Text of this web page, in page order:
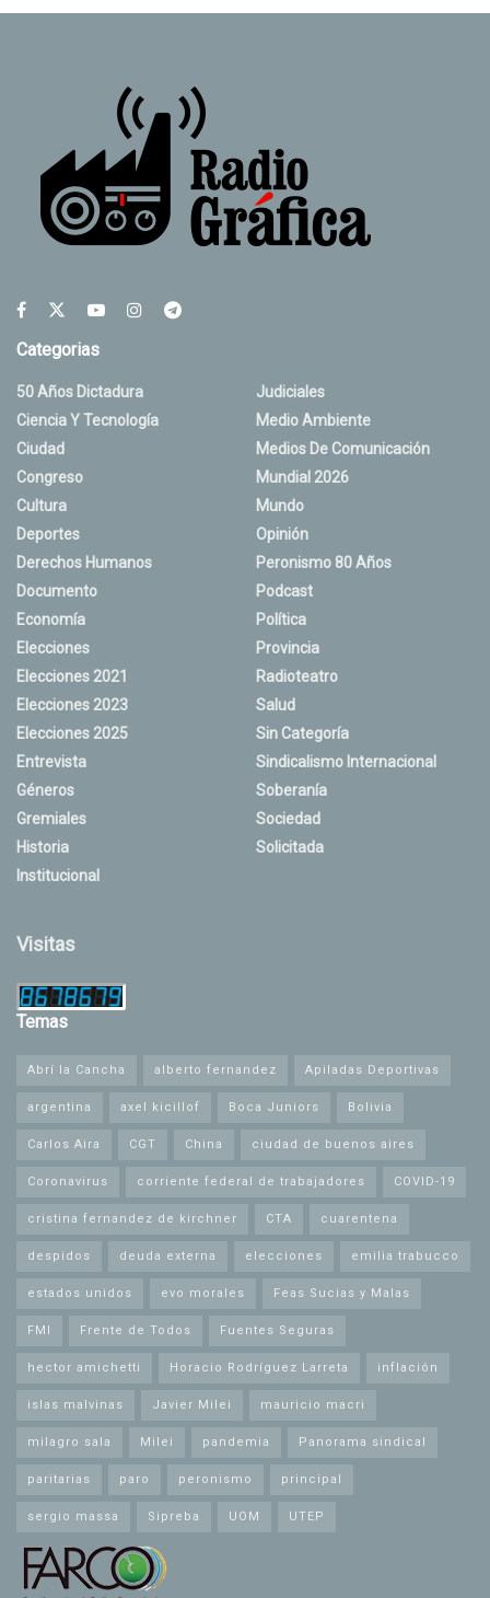
Categorias
50 Años Dictadura
Ciencia Y Tecnología
Ciudad
Congreso
Cultura
Deportes
Derechos Humanos
Documento
Economía
Elecciones
Elecciones 2021
Elecciones 2023
Elecciones 2025
Entrevista
Géneros
Gremiales
Historia
Institucional
Judiciales
Medio Ambiente
Medios De Comunicación
Mundial 2026
Mundo
Opinión
Peronismo 80 Años
Podcast
Política
Provincia
Radioteatro
Salud
Sin Categoría
Sindicalismo Internacional
Soberanía
Sociedad
Solicitada
Visitas
Temas
Abrí la Cancha alberto fernandez Apiladas Deportivas
argentina axel kicillof Boca Juniors Bolivia
Carlos Aira CGT China ciudad de buenos aires
Coronavirus corriente federal de trabajadores COVID-19
cristina fernandez de kirchner CTA cuarentena
despidos deuda externa elecciones emilia trabucco
estados unidos evo morales Feas Sucias y Malas
FMI Frente de Todos Fuentes Seguras
hector amichetti Horacio Rodríguez Larreta inflación
islas malvinas Javier Milei mauricio macri
milagro sala Milei pandemia Panorama sindical
paritarias paro peronismo principal
sergio massa Sipreba UOM UTEP